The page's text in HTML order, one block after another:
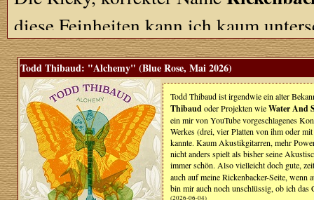
diese Feinheiten kann ich kaum
Lieblinxgitarre - das ist natürlich die
wunderschönes Arbeitsgerät für
wenn auch im Einsatz ein wenig
live vor Publikum einfach kein
Halbakustikgitarre mit sehr leisen
Heavy-Abteilung. Sagen wir es mal
Todd Thibaud: "Alchemy" (Blue Rose, Mai 2026)
Todd Thibaud ist irgendwie ein alter
Thibaud oder Projekten wieWater And
ein mir von YouTube vorgeschlagenes
Werkes (drei, vier Platten von ihm oder
kannte. Kaum Akustikgitarren, mehr
nicht anders spielt als bisher seine
immer schön. Also vielleicht doch gute,
auch auf meine Rickenbacker-Seite,
bin mir auch noch unschlüssig, ob ich das
(2026-06-04)